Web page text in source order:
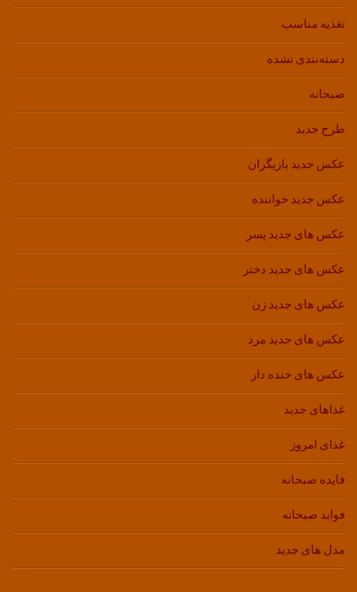
تغذیه مناسب
دسته‌بندی نشده
صبحانه
طرح جدید
عکس جدید بازیگران
عکس جدید خواننده
عکس های جدید پسر
عکس های جدید دختر
عکس های جدید زن
عکس های جدید مرد
عکس های خنده دار
غذاهای جدید
غذای امروز
فایده صبحانه
فواید صبحانه
مدل های جدید